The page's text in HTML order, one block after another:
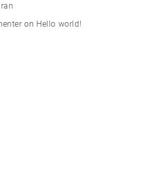
on Hello world!